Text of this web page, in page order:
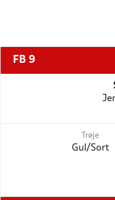
FB 9
Trøje
Gul/Sort